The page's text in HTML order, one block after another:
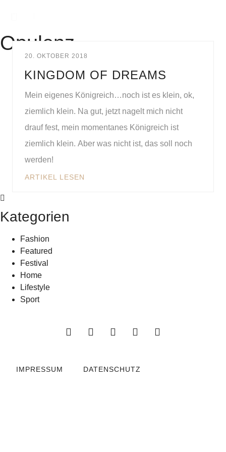
Opulenz
20. OKTOBER 2018
KINGDOM OF DREAMS
Mein eigenes Königreich…noch ist es klein, ok,
ziemlich klein. Na gut, jetzt nagelt mich nicht
drauf fest, mein momentanes Königreich ist
ziemlich klein. Aber was nicht ist, das soll noch
werden!
ARTIKEL LESEN
Kategorien
Fashion
Featured
Festival
Home
Lifestyle
Sport
IMPRESSUM DATENSCHUTZ